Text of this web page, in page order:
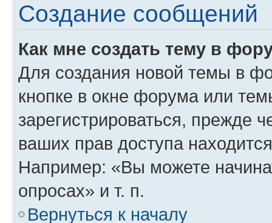
Создание сообщений
Как мне создать тему в
Для создания новой темы в
кнопке в окне форума или
зарегистрироваться, прежде
ваших прав доступа
Например: «Вы можете
опросах» и т. п.
Вернуться к началу